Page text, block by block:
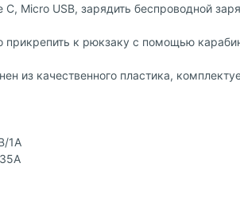
Micro USB, зарядить беспроводной
к рюкзаку с помощью
из качественного пластика,
1А